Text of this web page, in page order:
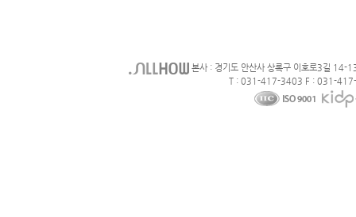
본사 : 경기도 안산사 상록구 이호로3길 14-
T : 031-417-3403 F : 031-